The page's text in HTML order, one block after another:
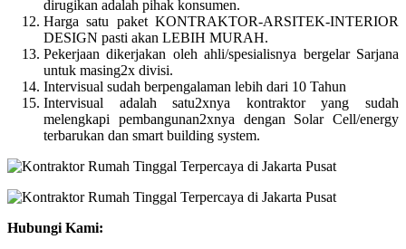
dirugikan adalah pihak konsumen.
Harga satu paket KONTRAKTOR-ARSITEK-INTERIOR
DESIGN pasti akan LEBIH MURAH.
Pekerjaan dikerjakan oleh ahli/spesialisnya bergelar Sarjana
untuk masing2x divisi.
Intervisual sudah berpengalaman lebih dari 10 Tahun
Intervisual adalah satu2xnya kontraktor yang sudah
melengkapi pembangunan2xnya dengan Solar Cell/energy
terbarukan dan smart building system.
Hubungi Kami: